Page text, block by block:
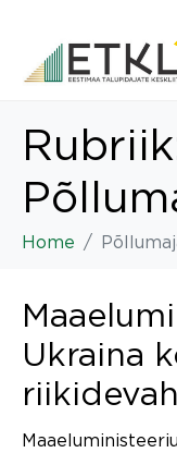
Home
Ukraina